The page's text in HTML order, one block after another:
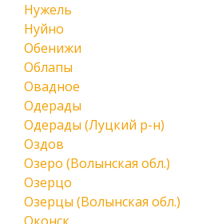
Нужель
Нуйно
Обенижи
Облапы
Овадное
Одерады
Одерады (Луцкий р-н)
Оздов
Озеро (Волынская обл.)
Озерцо
Озерцы (Волынская обл.)